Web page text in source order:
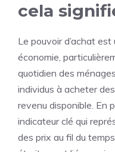
cela
Le pouvoir d’achat
économie,
quotidien des
individus à acheter
revenu disponible. En
indicateur clé qui
des prix au fil du